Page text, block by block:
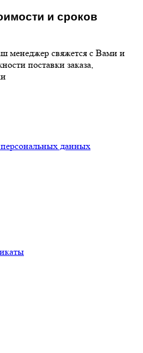
и сроков
менеджер свяжется с Вами и
поставки заказа,
данных